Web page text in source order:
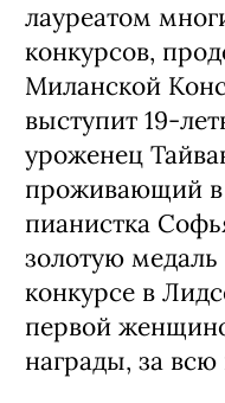
лауреатом
конкурсов,
Миланской
выступит 19-
уроженец
проживающий в
пианистка
золотую
конкурсе в
первой
награды, за